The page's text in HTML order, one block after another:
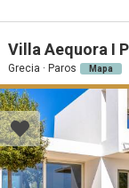
Villa Aequora I
Grecia · Paros Mapa